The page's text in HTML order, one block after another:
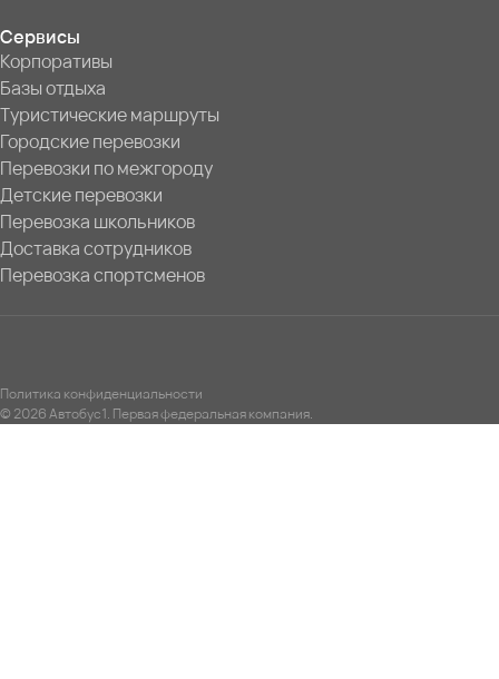
Сервисы
Корпоративы
Базы отдыха
Туристические маршруты
Городские перевозки
Перевозки по межгороду
Детские перевозки
Перевозка школьников
Доставка сотрудников
Перевозка спортсменов
Политика конфиденциальности
© 2026 Автобус1. Первая федеральная компания.